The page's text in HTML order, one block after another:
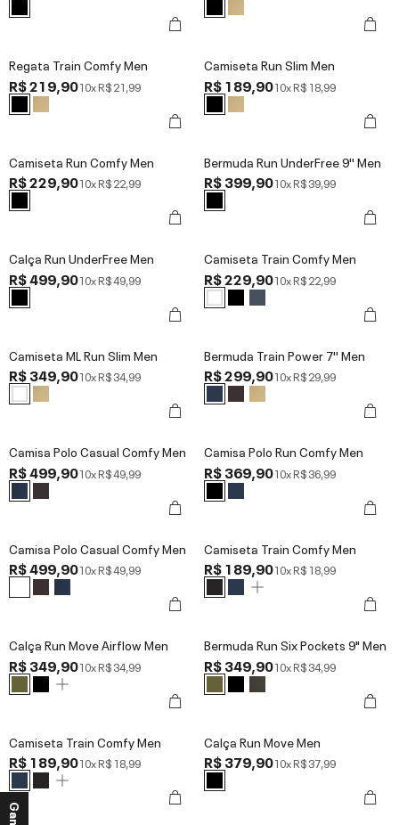
Regata Train Comfy Men
R$ 219,9010xR$ 21,99
Camiseta Run Slim Men
R$ 189,9010xR$ 18,99
Camiseta Run Comfy Men
R$ 229,9010xR$ 22,99
Bermuda Run UnderFree 9'' Men
R$ 399,9010xR$ 39,99
Calça Run UnderFree Men
R$ 499,9010xR$ 49,99
Camiseta Train Comfy Men
R$ 229,9010xR$ 22,99
Camiseta ML Run Slim Men
R$ 349,9010xR$ 34,99
Bermuda Train Power 7'' Men
R$ 299,9010xR$ 29,99
Camisa Polo Casual Comfy Men
R$ 499,9010xR$ 49,99
Camisa Polo Run Comfy Men
R$ 369,9010xR$ 36,99
Camisa Polo Casual Comfy Men
R$ 499,9010xR$ 49,99
Camiseta Train Comfy Men
R$ 189,9010xR$ 18,99
Calça Run Move Airflow Men
R$ 349,9010xR$ 34,99
Bermuda Run Six Pockets 9" Men
R$ 349,9010xR$ 34,99
Camiseta Train Comfy Men
R$ 189,9010xR$ 18,99
Calça Run Move Men
R$ 379,9010xR$ 37,99